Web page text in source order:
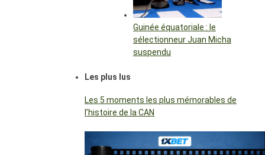
Guinée équatoriale : le
sélectionneur Juan Micha
suspendu
Les plus lus
Les 5 moments les plus mémorables de
l’histoire de la CAN